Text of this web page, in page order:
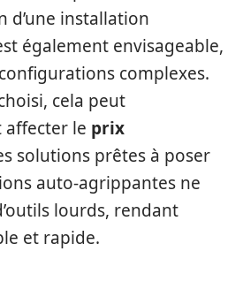
d’une installation
également envisageable,
complexes.
cela peut
le prix
solutions prêtes à poser
auto-agrippantes ne
lourds, rendant
et rapide.